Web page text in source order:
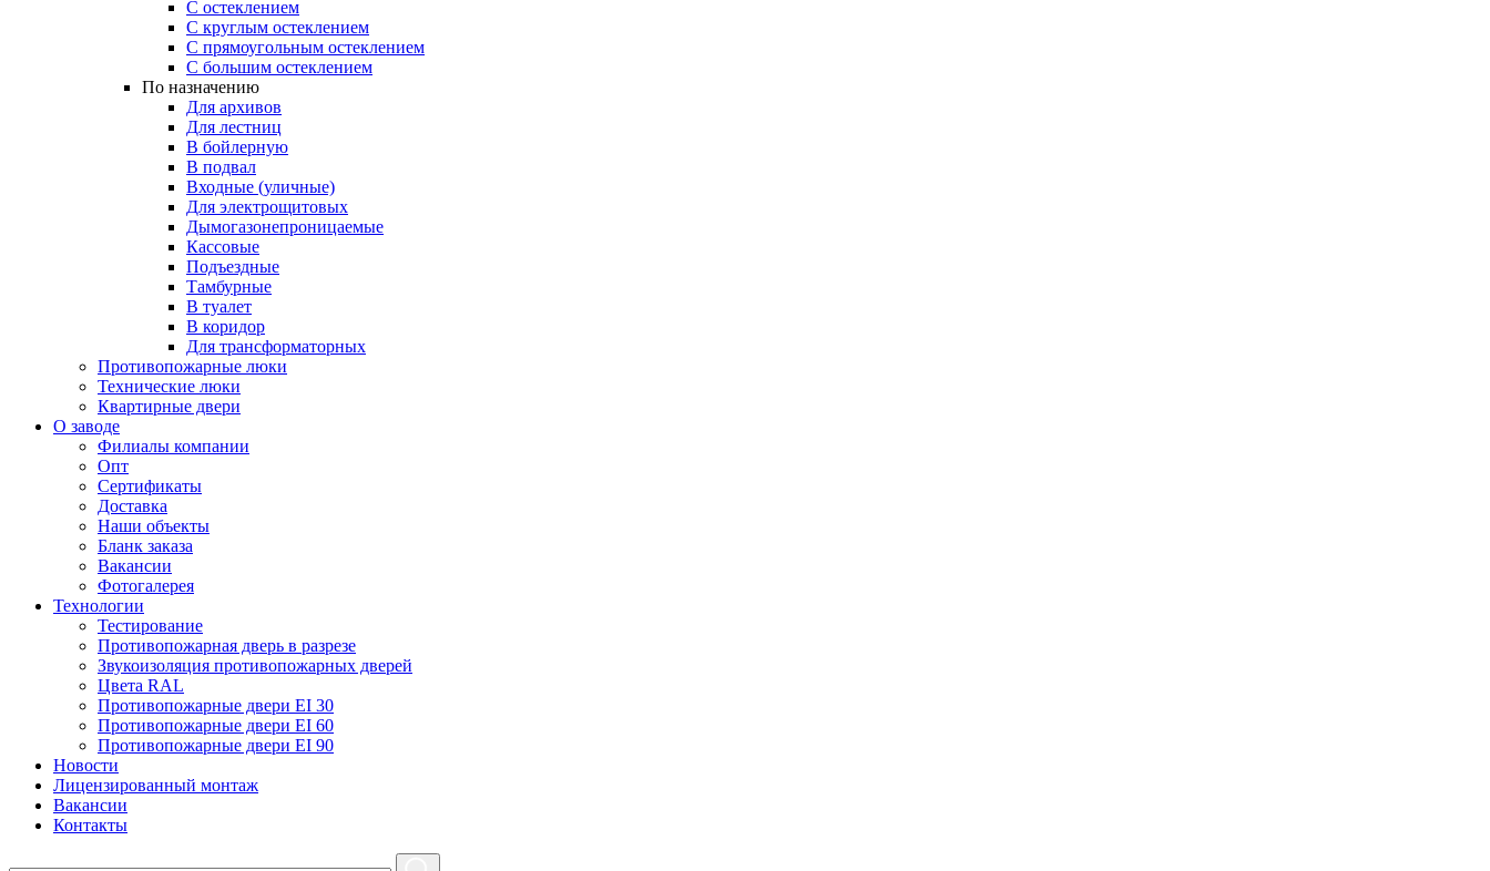
С остеклением
С круглым остеклением
С прямоугольным остеклением
С большим остеклением
По назначению
Для архивов
Для лестниц
В бойлерную
В подвал
Входные (уличные)
Для электрощитовых
Дымогазонепроницаемые
Кассовые
Подъездные
Тамбурные
В туалет
В коридор
Для трансформаторных
Противопожарные люки
Технические люки
Квартирные двери
О заводе
Филиалы компании
Опт
Сертификаты
Доставка
Наши объекты
Бланк заказа
Вакансии
Фотогалерея
Технологии
Тестирование
Противопожарная дверь в разрезе
Звукоизоляция противопожарных дверей
Цвета RAL
Противопожарные двери EI 30
Противопожарные двери EI 60
Противопожарные двери EI 90
Новости
Лицензированный монтаж
Вакансии
Контакты